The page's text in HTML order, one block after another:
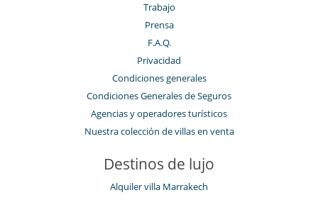
Trabajo
Prensa
F.A.Q.
Privacidad
Condiciones generales
Condiciones Generales de Seguros
Agencias y operadores turísticos
Nuestra colección de villas en venta
Destinos de lujo
Alquiler villa Marrakech